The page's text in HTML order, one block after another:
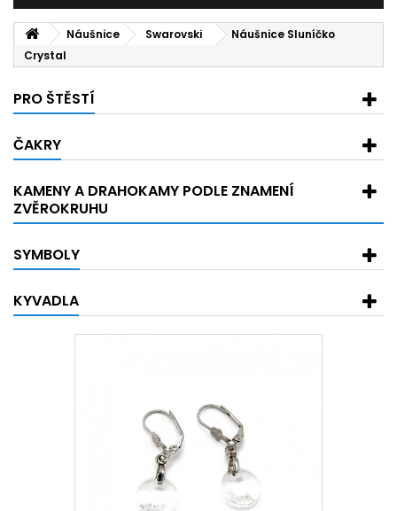
Náušnice Swarovski
Náušnice Sluníčko
Crystal
PRO ŠTĚSTÍ
ČAKRY
KAMENY A DRAHOKAMY PODLE ZNAMENÍ
ZVĚROKRUHU
SYMBOLY
KYVADLA